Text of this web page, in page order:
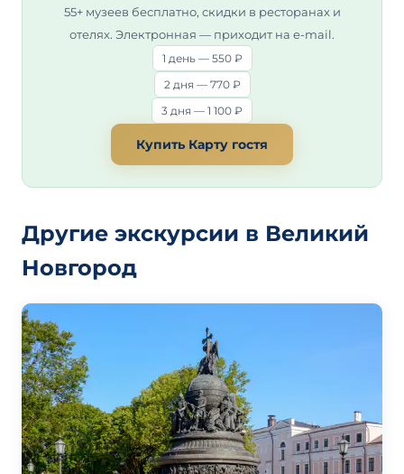
55+ музеев бесплатно, скидки в ресторанах и
отелях. Электронная — приходит на e-mail.
1 день — 550 ₽
2 дня — 770 ₽
3 дня — 1 100 ₽
Купить Карту гостя
Другие экскурсии в Великий
Новгород